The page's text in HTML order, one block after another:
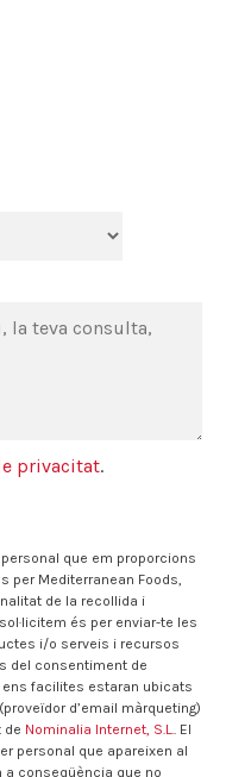
privacitat.
que em proporcions
per Mediterranean Foods,
de la recollida i
és per enviar-te les
i/o serveis i recursos
del consentiment de
ens facilites estaran ubicats
d’email màrqueting)
de Nominalia Internet, S.L.. El
personal que apareixen al
conseqüència que no